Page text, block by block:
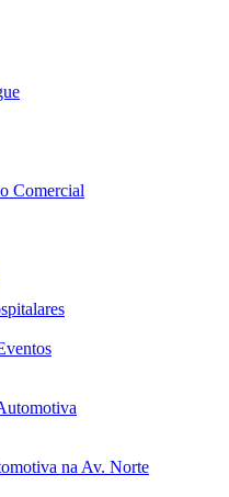
Comercial
na Av. Norte